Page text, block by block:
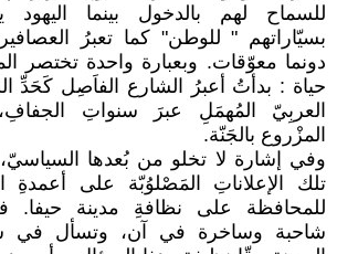
للسماح لهم بالدخول بينما اليهود
بسيّاراتهم " للوطن" كما تعبرُ
دونما معوّقات. وبعبارة واحدة تختصر
حياة : بدأتُ أعبرُ الشارع الفاَصِل كَحَدِّ
العربِيّ المُهمَلِ عبرَ سنواتِ
المزْروع بالجَنّة.
وفي إشارة لا تخلو من بُعدها
تلك الإعلاناتِ المَصْلوُبّة على أعمدةِ
للمحافظة على نظافةِ مدينة حيفا.
شاحبة وساخرة في آن، وتسأل في